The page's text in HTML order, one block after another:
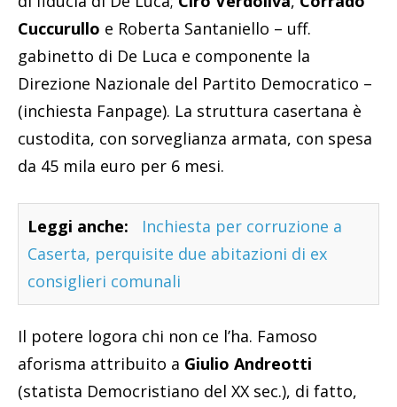
Cuccurullo e Roberta Santaniello – uff.
gabinetto di De Luca e componente la
Direzione Nazionale del Partito Democratico –
(inchiesta Fanpage). La struttura casertana è
custodita, con sorveglianza armata, con spesa
da 45 mila euro per 6 mesi.
Leggi anche:
Inchiesta per corruzione a
Caserta, perquisite due abitazioni di ex
consiglieri comunali
Il potere logora chi non ce l’ha. Famoso
aforisma attribuito a Giulio Andreotti
(statista Democristiano del XX sec.), di fatto,